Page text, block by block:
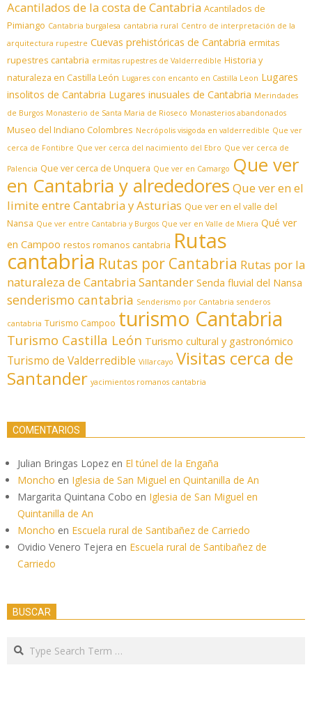
Acantilados de la costa de Cantabria Acantilados de
Pimiango Cantabria burgalesa cantabria rural Centro de interpretación de la
arquitectura rupestre Cuevas prehistóricas de Cantabria ermitas
rupestres cantabria ermitas rupestres de Valderredible Historia y
naturaleza en Castilla León Lugares con encanto en Castilla Leon Lugares
insolitos de Cantabria Lugares inusuales de Cantabria Merindades
de Burgos Monasterio de Santa Maria de Rioseco Monasterios abandonados
Museo del Indiano Colombres Necrópolis visigoda en valderredible Que ver
cerca de Fontibre Que ver cerca del nacimiento del Ebro Que ver cerca de
Palencia Que ver cerca de Unquera Que ver en Camargo Que ver
en Cantabria y alrededores Que ver en el
limite entre Cantabria y Asturias Que ver en el valle del
Nansa Que ver entre Cantabria y Burgos Que ver en Valle de Miera Qué ver
en Campoo restos romanos cantabria Rutas
cantabria Rutas por Cantabria Rutas por la
naturaleza de CantabriaSantander Senda fluvial del Nansa
senderismo cantabria Senderismo por Cantabria senderos
cantabria Turismo Campoo turismo Cantabria
Turismo Castilla León Turismo cultural y gastronómico
Turismo de Valderredible Villarcayo Visitas cerca de
Santander yacimientos romanos cantabria
COMENTARIOS
Julian Bringas Lopez en El túnel de la Engaña
Moncho en Iglesia de San Miguel en Quintanilla de An
Margarita Quintana Cobo en Iglesia de San Miguel en
Quintanilla de An
Moncho en Escuela rural de Santibañez de Carriedo
Ovidio Venero Tejera en Escuela rural de Santibañez de
Carriedo
BUSCAR
Search